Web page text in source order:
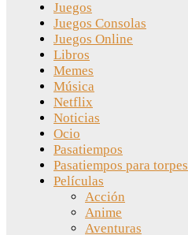
Juegos
Juegos Consolas
Juegos Online
Libros
Memes
Música
Netflix
Noticias
Ocio
Pasatiempos
Pasatiempos para torpes
Películas
Acción
Anime
Aventuras